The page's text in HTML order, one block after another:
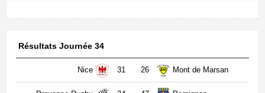
Résultats Journée 34
Nice 31 26 Mont de Marsan